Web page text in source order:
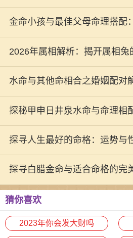
金命小孩与最佳父母命理搭配
秘诀
2026年属相解析：揭开属相兔
指南
水命与其他命相合之婚姻配对
探秘甲申日井泉水命与命理相
探寻人生最好的命格：运势与
探寻白腊金命与适合命格的完
猜你喜欢
2023年你会发大财吗